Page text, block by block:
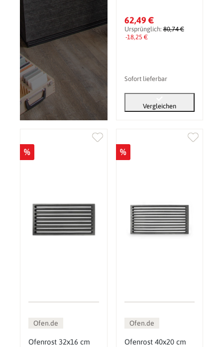
62,49 €
Ursprünglich:80,74 €
-18,25 €
Sofort lieferbar
Vergleichen
%
Ofen.de
Ofenrost 32x16 cm
%
Ofen.de
Ofenrost 40x20 cm